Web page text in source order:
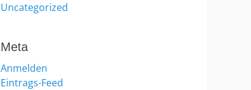
Uncategorized
Meta
Anmelden
Eintrags-Feed